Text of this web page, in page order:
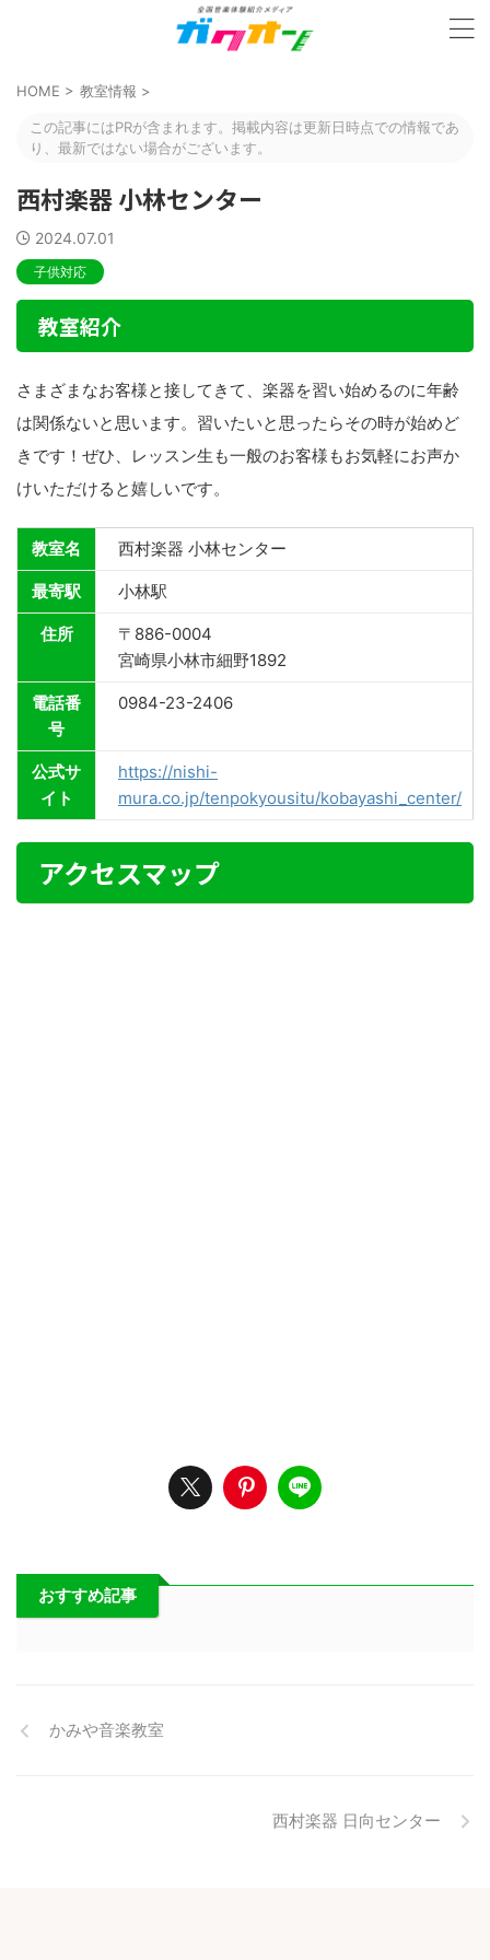
HOME > 教室情報 >
この記事にはPRが含まれます。掲載内容は更新日時点での情報であ
り、最新ではない場合がございます。
西村楽器 小林センター
2024.07.01
子供対応
教室紹介
さまざまなお客様と接してきて、楽器を習い始めるのに年齢
は関係ないと思います。習いたいと思ったらその時が始めど
きです！ぜひ、レッスン生も一般のお客様もお気軽にお声か
けいただけると嬉しいです。
教室名 西村楽器 小林センター
最寄駅 小林駅
住所
〒886-0004
宮崎県小林市細野1892
電話番
号
0984-23-2406
公式サ
イト
https://nishi-
mura.co.jp/tenpokyousitu/kobayashi_center/
アクセスマップ
おすすめ記事
かみや音楽教室
西村楽器 日向センター